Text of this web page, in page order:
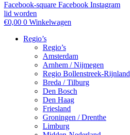
Facebook-square Facebook Instagram
lid worden
€0,00 0 Winkelwagen
Regio’s
Regio’s
Amsterdam
Arnhem / Nijmegen
Regio Bollenstreek-Rijnland
Breda / Tilburg
Den Bosch
Den Haag
Friesland
Groningen / Drenthe
Limburg